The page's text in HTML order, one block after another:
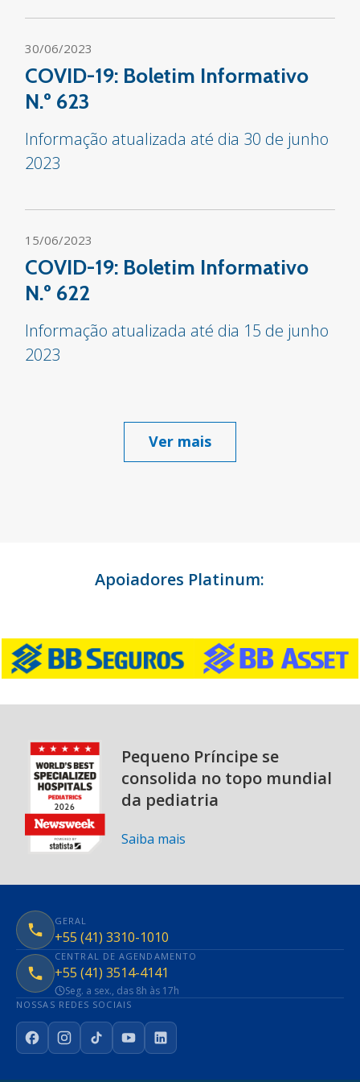
30/06/2023
COVID-19: Boletim Informativo
N.º 623
Informação atualizada até dia 30 de junho
2023
15/06/2023
COVID-19: Boletim Informativo
N.º 622
Informação atualizada até dia 15 de junho
2023
Ver mais
Apoiadores Platinum:
Pequeno Príncipe se
consolida no topo mundial
da pediatria
Saiba mais
GERAL
+55 (41) 3310-1010
CENTRAL DE AGENDAMENTO
+55 (41) 3514-4141
Seg. a sex., das 8h às 17h
NOSSAS REDES SOCIAIS
FacebookInstagram
TikTokYouTubeLinkedIn